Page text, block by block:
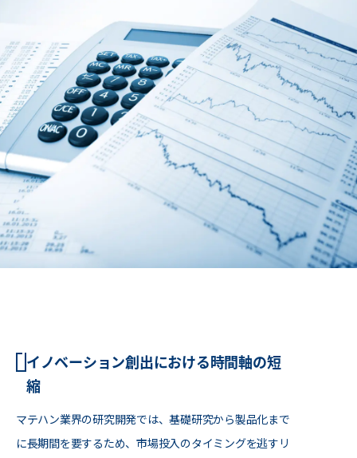
イノベーション創出における時間軸の短
縮
マテハン業界の研究開発では、基礎研究から製品化まで
に長期間を要するため、市場投入のタイミングを逃すリ